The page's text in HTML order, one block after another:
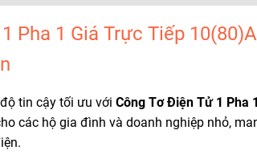
Pha 1 Giá Trực Tiếp
tin cậy tối ưu với Công Tơ Điện Tử 1 Pha
các hộ gia đình và doanh nghiệp nhỏ,